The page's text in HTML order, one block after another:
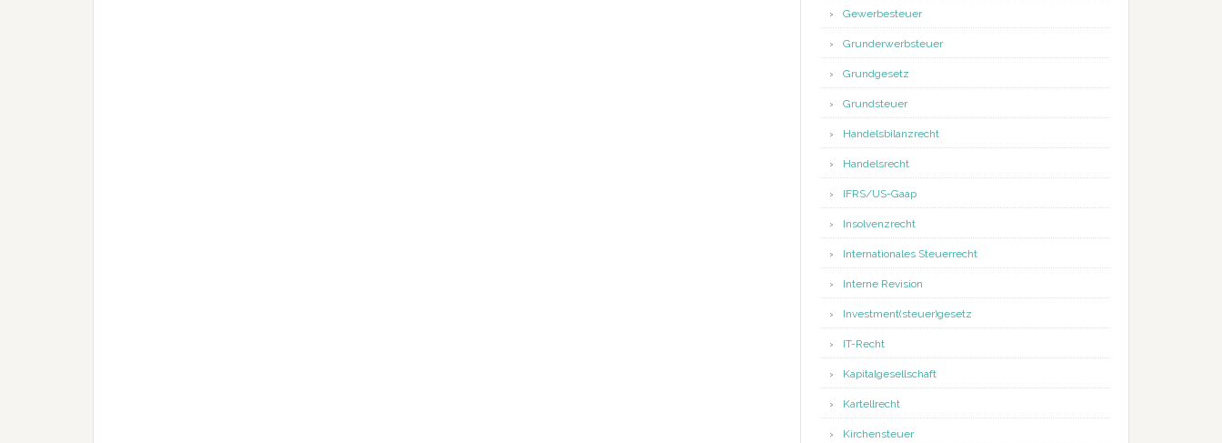
Gewerbesteuer
Grunderwerbsteuer
Grundgesetz
Grundsteuer
Handelsbilanzrecht
Handelsrecht
IFRS/US-Gaap
Insolvenzrecht
Internationales Steuerrecht
Interne Revision
Investment(steuer)gesetz
IT-Recht
Kapitalgesellschaft
Kartellrecht
Kirchensteuer